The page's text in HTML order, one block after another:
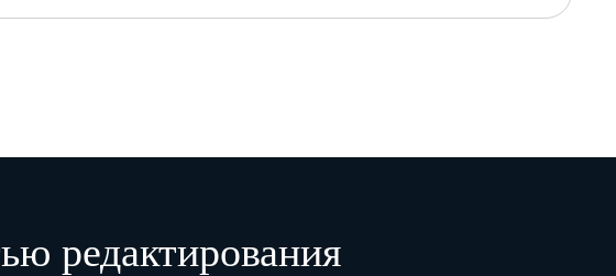
редактирования